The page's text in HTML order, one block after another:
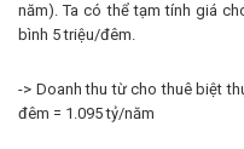
năm). Ta có thể tạm tính giá
bình 5 triệu/đêm.
-> Doanh thu từ cho thuê biệt
đêm = 1.095 tỷ/năm